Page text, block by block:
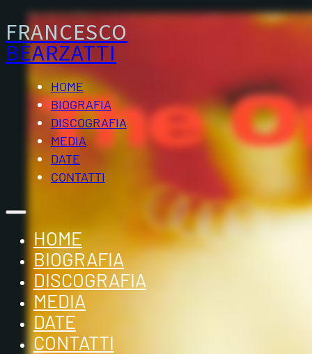
FRANCESCO
BEARZATTI
HOME
BIOGRAFIA
DISCOGRAFIA
MEDIA
DATE
CONTATTI
HOME
BIOGRAFIA
DISCOGRAFIA
MEDIA
DATE
CONTATTI